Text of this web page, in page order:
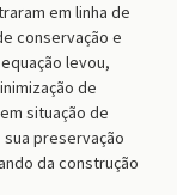
em linha de
conservação e
levou,
de
situação de
preservação
da construção